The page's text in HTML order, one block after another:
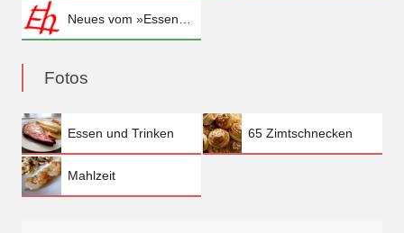
Neues vom »Essenshelfel«
Fotos
Essen und Trinken 65 Zimtschnecken
Mahlzeit